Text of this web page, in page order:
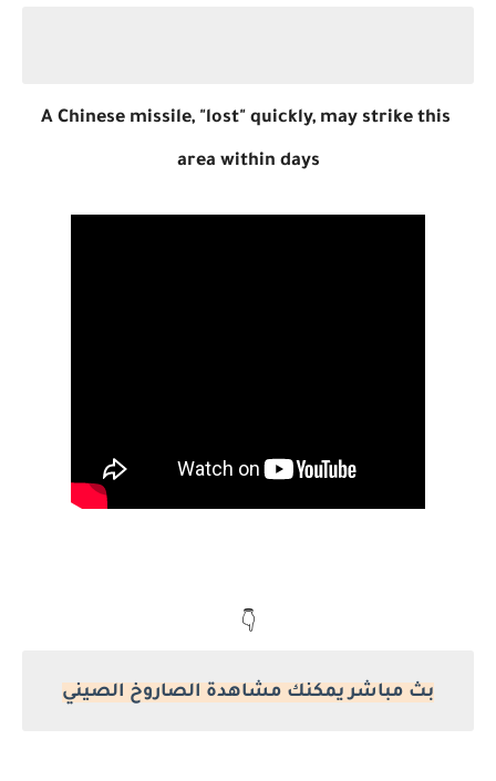
A Chinese missile, "lost" quickly, may strike this
area within days
👇
بث مباشر يمكنك مشاهدة الصاروخ الصيني